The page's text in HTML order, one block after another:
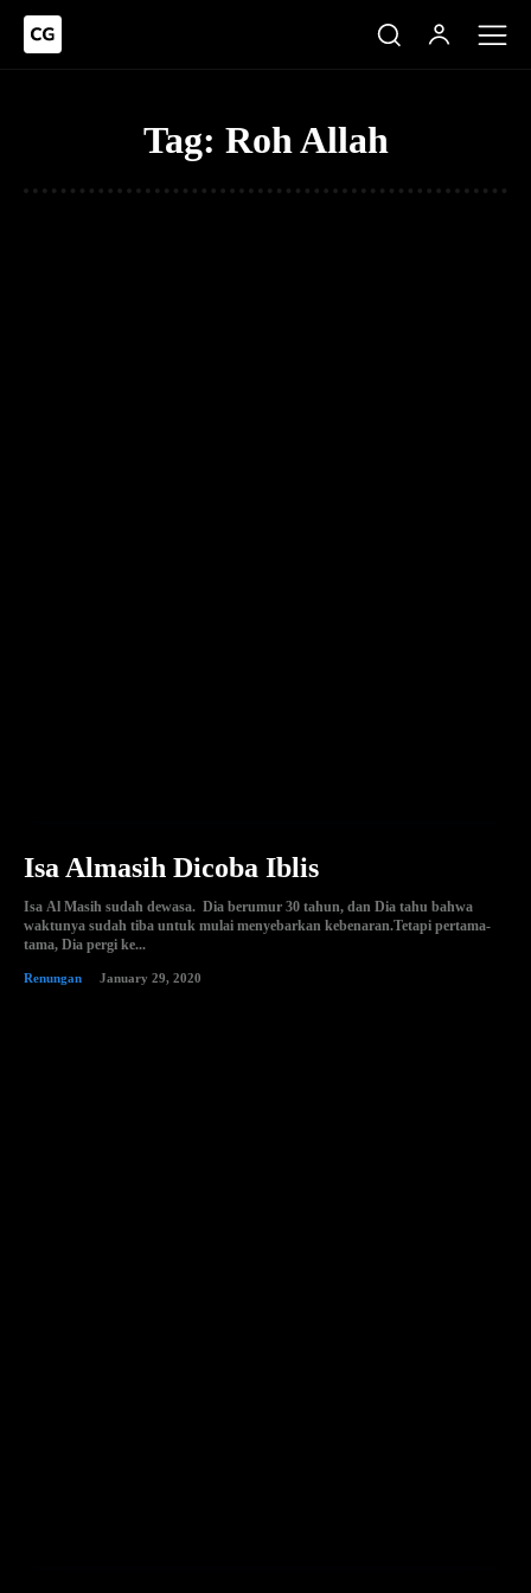
Tag: Roh Allah
Isa Almasih Dicoba Iblis
Isa Al Masih sudah dewasa. Dia berumur 30 tahun, dan Dia tahu bahwa
waktunya sudah tiba untuk mulai menyebarkan kebenaran.Tetapi pertama-
tama, Dia pergi ke...
Renungan January 29, 2020